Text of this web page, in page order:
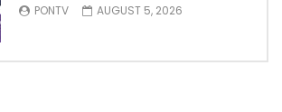
PONTV AUGUST 5, 2026